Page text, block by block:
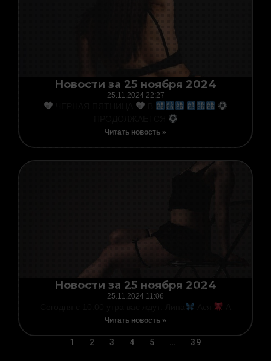
Новости за 25 ноября 2024
25.11.2024 22:27
Читать новость »
Новости за 25 ноября 2024
25.11.2024 11:06
Читать новость »
1 2 3 4 5 … 39